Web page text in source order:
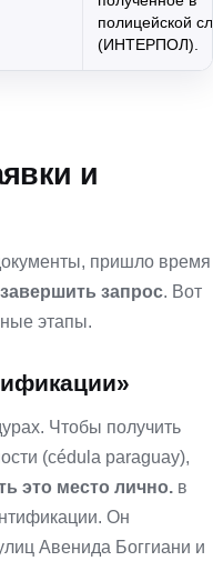
полицейской
(ИНТЕРПОЛ).
и
пришло время
завершить запрос. Вот
этапы.
Чтобы получить
(cédula paraguay),
это место лично. в
Он
Авенида Боггиани и